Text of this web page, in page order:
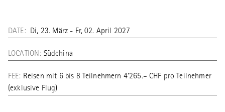
DATE: Di, 23. März - Fr, 02. April 2027
LOCATION: Südchina
FEE: Reisen mit 6 bis 8 Teilnehmern 4'265.– CHF pro Teilnehmer
(exklusive Flug)